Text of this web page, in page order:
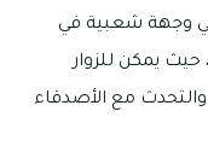
وجهة شعبية في
حيث يمكن للزوار
والتحدث مع الأصدقاء